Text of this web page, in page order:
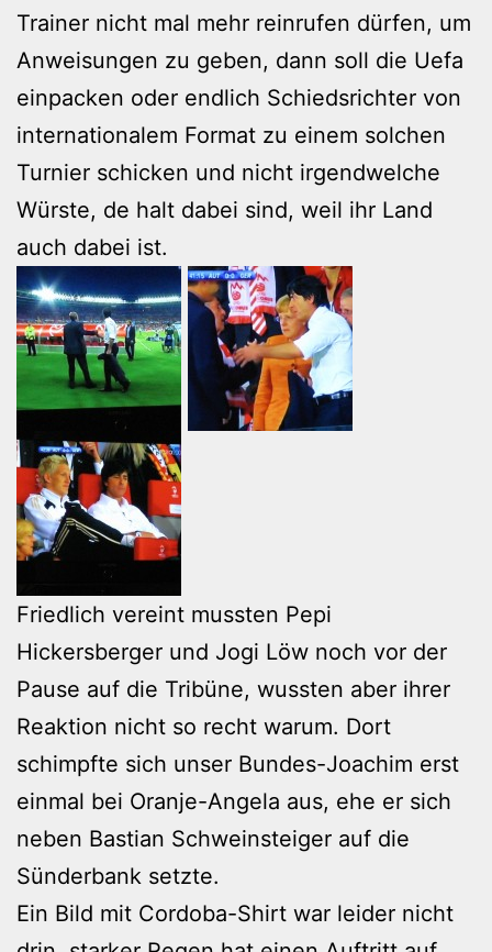
Trainer nicht mal mehr reinrufen dürfen, um
Anweisungen zu geben, dann soll die Uefa
einpacken oder endlich Schiedsrichter von
internationalem Format zu einem solchen
Turnier schicken und nicht irgendwelche
Würste, de halt dabei sind, weil ihr Land
auch dabei ist.
Friedlich vereint mussten Pepi
Hickersberger und Jogi Löw noch vor der
Pause auf die Tribüne, wussten aber ihrer
Reaktion nicht so recht warum. Dort
schimpfte sich unser Bundes-Joachim erst
einmal bei Oranje-Angela aus, ehe er sich
neben Bastian Schweinsteiger auf die
Sünderbank setzte.
Ein Bild mit Cordoba-Shirt war leider nicht